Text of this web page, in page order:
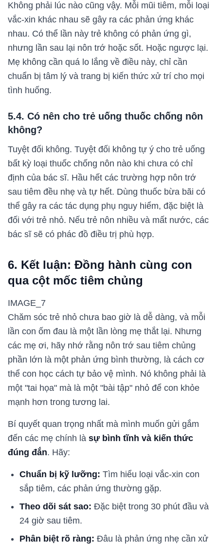
Không phải lúc nào cũng vậy. Mỗi mũi tiêm, mỗi loại
vắc-xin khác nhau sẽ gây ra các phản ứng khác
nhau. Có thể lần này trẻ không có phản ứng gì,
nhưng lần sau lại nôn trớ hoặc sốt. Hoặc ngược lại.
Mẹ không cần quá lo lắng về điều này, chỉ cần
chuẩn bị tâm lý và trang bị kiến thức xử trí cho mọi
tình huống.
5.4. Có nên cho trẻ uống thuốc chống nôn
không?
Tuyệt đối không. Tuyệt đối không tự ý cho trẻ uống
bất kỳ loại thuốc chống nôn nào khi chưa có chỉ
định của bác sĩ. Hầu hết các trường hợp nôn trớ
sau tiêm đều nhẹ và tự hết. Dùng thuốc bừa bãi có
thể gây ra các tác dụng phụ nguy hiểm, đặc biệt là
đối với trẻ nhỏ. Nếu trẻ nôn nhiều và mất nước, các
bác sĩ sẽ có phác đồ điều trị phù hợp.
6. Kết luận: Đồng hành cùng con
qua cột mốc tiêm chủng
IMAGE_7
Chăm sóc trẻ nhỏ chưa bao giờ là dễ dàng, và mỗi
lần con ốm đau là một lần lòng mẹ thắt lại. Nhưng
các mẹ ơi, hãy nhớ rằng nôn trớ sau tiêm chủng
phần lớn là một phản ứng bình thường, là cách cơ
thể con học cách tự bảo vệ mình. Nó không phải là
một "tai họa" mà là một "bài tập" nhỏ để con khỏe
mạnh hơn trong tương lai.
Bí quyết quan trọng nhất mà mình muốn gửi gắm
đến các mẹ chính là sự bình tĩnh và kiến thức
đúng đắn. Hãy:
Chuẩn bị kỹ lưỡng: Tìm hiểu loại vắc-xin con
sắp tiêm, các phản ứng thường gặp.
Theo dõi sát sao: Đặc biệt trong 30 phút đầu và
24 giờ sau tiêm.
Phân biệt rõ ràng: Đâu là phản ứng nhẹ cần xử